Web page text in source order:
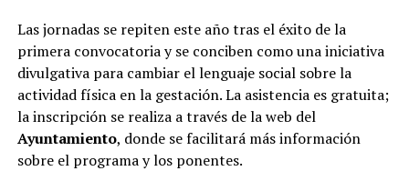
Las jornadas se repiten este año tras el éxito de la
primera convocatoria y se conciben como una iniciativa
divulgativa para cambiar el lenguaje social sobre la
actividad física en la gestación. La asistencia es gratuita;
la inscripción se realiza a través de la web del
Ayuntamiento, donde se facilitará más información
sobre el programa y los ponentes.